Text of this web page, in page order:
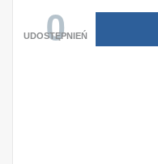
0
UDOSTĘPNIEŃ